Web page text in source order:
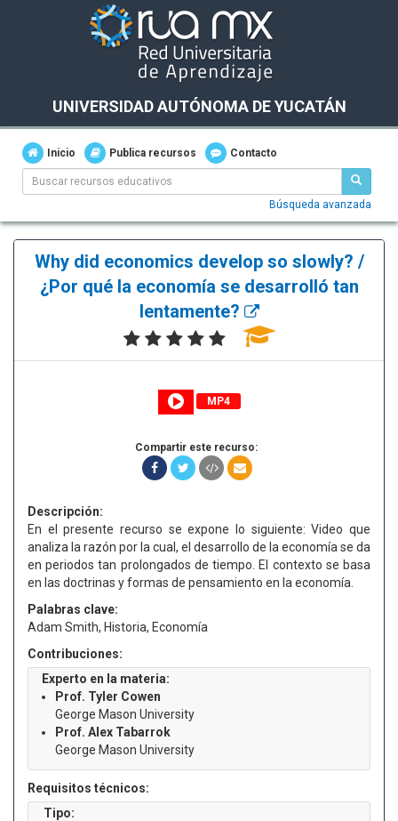
UNIVERSIDAD AUTÓNOMA DE YUCATÁN
Inicio Publica recursos Contacto
Búsqueda avanzada
Why did economics develop so slowly? /
¿Por qué la economía se desarrolló tan
lentamente?
MP4
Compartir este recurso:
Descripción:
En el presente recurso se expone lo siguiente: Video que
analiza la razón por la cual, el desarrollo de la economía se da
en periodos tan prolongados de tiempo. El contexto se basa
en las doctrinas y formas de pensamiento en la economía.
Palabras clave:
Adam Smith, Historia, Economía
Contribuciones:
Experto en la materia:
Prof. Tyler Cowen
George Mason University
Prof. Alex Tabarrok
George Mason University
Requisitos técnicos:
Tipo: